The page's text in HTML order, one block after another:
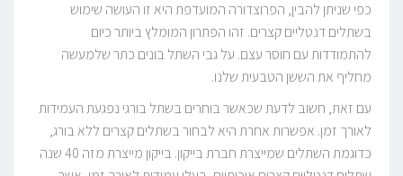
כפי שניתן להבין, הפרוצדורה המועדפת היא זו העושה שימוש
בשתלים דנטליים קצרים. זהו הפתרון המומלץ ביותר כיום
להתמודדות עם חוסר עצם. על גבי השתל בונים כתר שלמעשה
מחליף את הששן הטבעית שלנו.
עם זאת, חשוב לדעת שכאשר בוחרים בשתל בורגי נפגעת העמידות
לאורך זמן. אפשרות אחרת היא לבחור בשתלים קצרים ללא בורג,
כדוגמת השתלים שמייצרת חברת בייקון. בייקון מייצרת מזה 40 שנה